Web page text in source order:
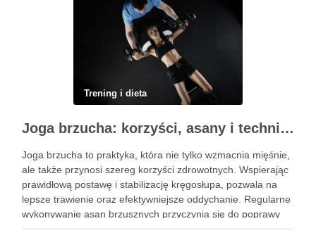
Trening i dieta
Joga brzucha: korzyści, asany i techniki oddechowe
Joga brzucha to praktyka, która nie tylko wzmacnia mięśnie,
ale także przynosi szereg korzyści zdrowotnych. Wspierając
prawidłową postawę i stabilizację kręgosłupa, pozwala na
lepsze trawienie oraz efektywniejsze oddychanie. Regularne
wykonywanie asan brzusznych przyczynia się do poprawy
elastyczności i równowagi, a także staje się kluczem do